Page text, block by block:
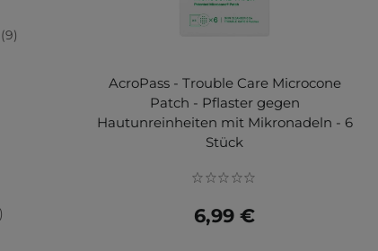
9
AcroPass - Trouble Care Microcone
Patch - Pflaster gegen
Hautunreinheiten mit Mikronadeln - 6
Stück
6,99 €